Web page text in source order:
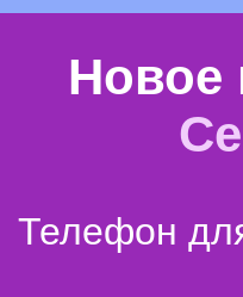
Новое
Телефон